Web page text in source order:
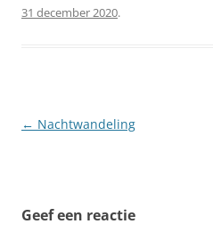
31 december 2020.
Berichtnavigatie
← Nachtwandeling
Geef een reactie